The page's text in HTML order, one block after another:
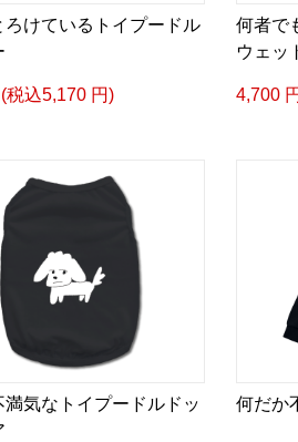
ろけているトイプードル
税込5,170 円)
何者で
ウェッ
4,700
満気なトイプードルドッ
何だか